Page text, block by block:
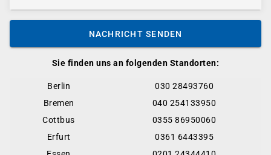
Sie finden uns an folgenden Standorten:
Berlin
030 28493760
Bremen
040 254133950
Cottbus
0355 86950060
Erfurt
0361 6443395
NACHRICHT SENDEN